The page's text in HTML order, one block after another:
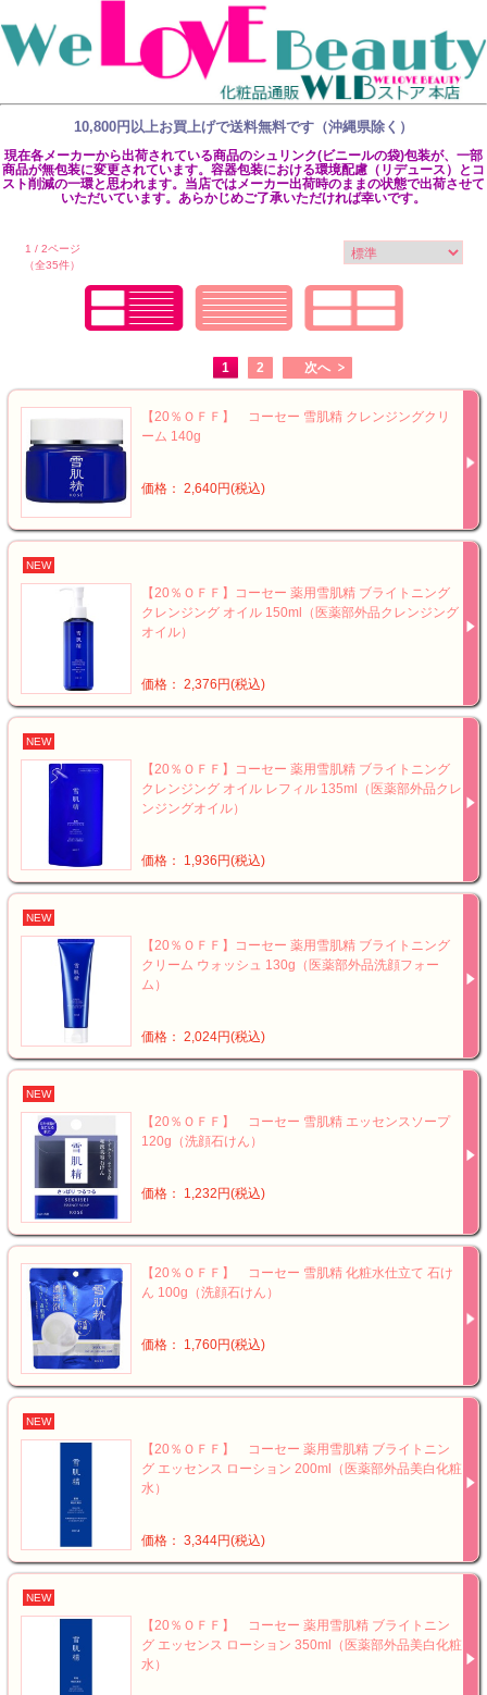
10,800円以上お買上げで送料無料です（沖縄県除く）
現在各メーカーから出荷されている商品のシュリンク(ビニールの袋)包装が、一部
商品が無包装に変更されています。容器包装における環境配慮（リデュース）とコ
スト削減の一環と思われます。当店ではメーカー出荷時のままの状態で出荷させて
いただいています。あらかじめご了承いただければ幸いです。
1 / 2ページ
（全35件）
1 2 次へ
【20％ＯＦＦ】 コーセー 雪肌精 クレンジングクリ
ーム 140g
価格： 2,640円(税込)
NEW
【20％ＯＦＦ】コーセー 薬用雪肌精 ブライトニング
クレンジング オイル 150ml（医薬部外品クレンジング
オイル）
価格： 2,376円(税込)
NEW
【20％ＯＦＦ】コーセー 薬用雪肌精 ブライトニング
クレンジング オイル レフィル 135ml（医薬部外品クレ
ンジングオイル）
価格： 1,936円(税込)
NEW
【20％ＯＦＦ】コーセー 薬用雪肌精 ブライトニング
クリーム ウォッシュ 130g（医薬部外品洗顔フォー
ム）
価格： 2,024円(税込)
NEW
【20％ＯＦＦ】 コーセー 雪肌精 エッセンスソープ
120g（洗顔石けん）
価格： 1,232円(税込)
【20％ＯＦＦ】 コーセー 雪肌精 化粧水仕立て 石け
ん 100g（洗顔石けん）
価格： 1,760円(税込)
NEW
【20％ＯＦＦ】 コーセー 薬用雪肌精 ブライトニン
グ エッセンス ローション 200ml（医薬部外品美白化粧
水）
価格： 3,344円(税込)
NEW
【20％ＯＦＦ】 コーセー 薬用雪肌精 ブライトニン
グ エッセンス ローション 350ml（医薬部外品美白化粧
水）